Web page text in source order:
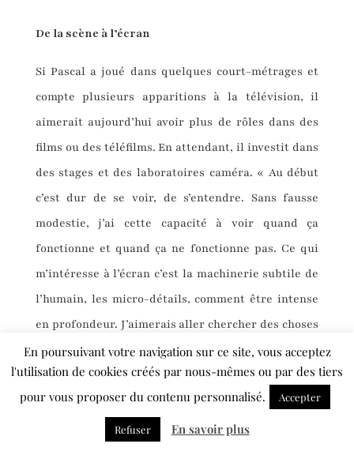
De la scène à l’écran
Si Pascal a joué dans quelques court-métrages et
compte plusieurs apparitions à la télévision, il
aimerait aujourd’hui avoir plus de rôles dans des
films ou des téléfilms. En attendant, il investit dans
des stages et des laboratoires caméra. « Au début
c’est dur de se voir, de s’entendre. Sans fausse
modestie, j’ai cette capacité à voir quand ça
fonctionne et quand ça ne fonctionne pas. Ce qui
m’intéresse à l’écran c’est la machinerie subtile de
l’humain, les micro-détails, comment être intense
en profondeur. J’aimerais aller chercher des choses
moins grandiloquentes, plus enfouies ; la caméra,
c’est vraiment un microscope – alors qu’au théâtre,
une paire de jumelles suffit (rires). » Rêve-t-il
comme tous les clowns d’un rôle dramatique ? «Mon
En poursuivant votre navigation sur ce site, vous acceptez
l'utilisation de cookies créés par nous-mêmes ou par des tiers
pour vous proposer du contenu personnalisé.
Accepter
Refuser En savoir plus